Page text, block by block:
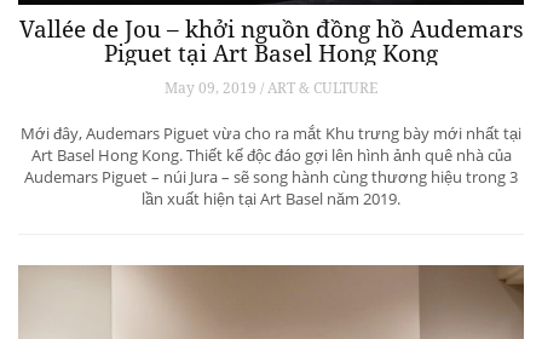
Vallée de Jou – khởi nguồn đồng hồ Audemars
Piguet tại Art Basel Hong Kong
May 09, 2019 / ART & CULTURE
Mới đây, Audemars Piguet vừa cho ra mắt Khu trưng bày mới nhất tại
Art Basel Hong Kong. Thiết kế độc đáo gợi lên hình ảnh quê nhà của
Audemars Piguet – núi Jura – sẽ song hành cùng thương hiệu trong 3
lần xuất hiện tại Art Basel năm 2019.